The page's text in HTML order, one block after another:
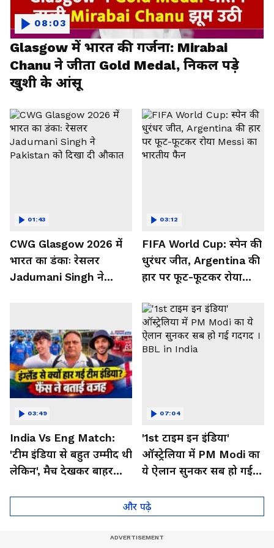
Glasgow में भारत की गर्जना: Mirabai
Chanu ने जीता Gold Medal, निकल पड़े
खुशी के आंसू
08:03
CWG Glasgow 2026 में
भारत का डंकाः रेसलर
Jadumani Singh ने
01:43
FIFA World Cup: स्पेन की
धुरंधर जीत, Argentina की
हार पर फूट-फूटकर रोया
03:12
India Vs Eng Match:
'टीम इंडिया से बहुत उम्मीद थी
लेकिन', मैच देखकर बाहर
03:49
'1st टाइम इन इंडिया'
ऑस्ट्रेलिया में PM Modi का
ये ऐलान सुनकर सब हो गई
07:04
और पढ़े